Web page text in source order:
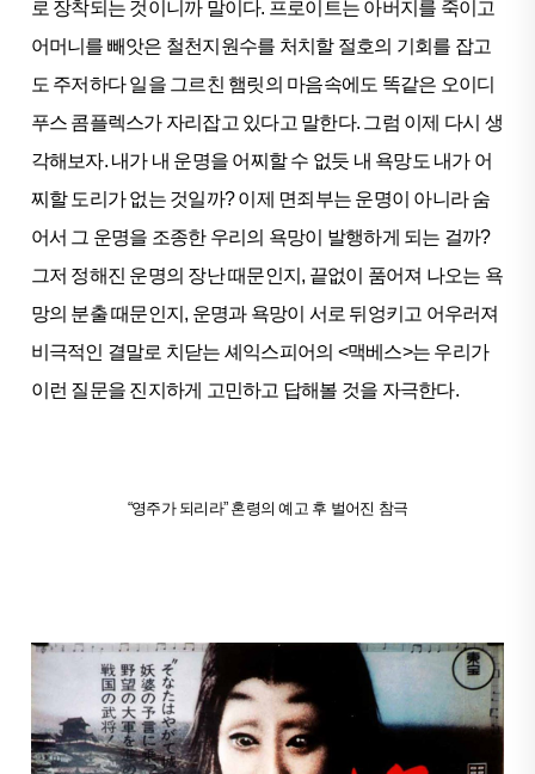
로 장착되는 것이니까 말이다. 프로이트는 아버지를 죽이고
어머니를 빼앗은 철천지원수를 처치할 절호의 기회를 잡고
도 주저하다 일을 그르친 햄릿의 마음속에도 똑같은 오이디
푸스 콤플렉스가 자리잡고 있다고 말한다. 그럼 이제 다시 생
각해보자. 내가 내 운명을 어찌할 수 없듯 내 욕망도 내가 어
찌할 도리가 없는 것일까? 이제 면죄부는 운명이 아니라 숨
어서 그 운명을 조종한 우리의 욕망이 발행하게 되는 걸까?
그저 정해진 운명의 장난 때문인지, 끝없이 품어져 나오는 욕
망의 분출 때문인지, 운명과 욕망이 서로 뒤엉키고 어우러져
비극적인 결말로 치닫는 셰익스피어의 <맥베스>는 우리가
이런 질문을 진지하게 고민하고 답해볼 것을 자극한다.
“영주가 되리라” 혼령의 예고 후 벌어진 참극